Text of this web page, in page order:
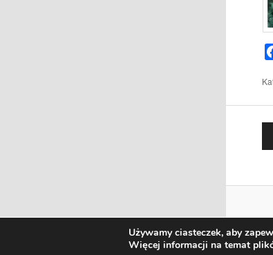
Używamy ciasteczek, aby
Więcej informacji na temat